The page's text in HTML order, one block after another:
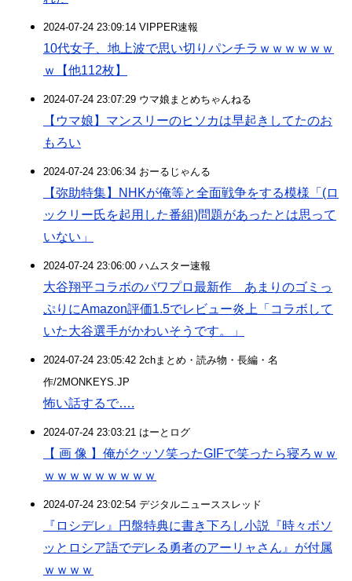
2024-07-24 23:09:14 VIPPER速報
10代女子、地上波で思い切りパンチラｗｗｗｗｗｗ
ｗ【他112枚】
2024-07-24 23:07:29 ウマ娘まとめちゃんねる
【ウマ娘】マンスリーのヒソカは早起きしてたのお
もろい
2024-07-24 23:06:34 おーるじゃんる
【弥助特集】NHKが俺等と全面戦争をする模様「(ロ
ックリー氏を起用した番組)問題があったとは思って
いない」
2024-07-24 23:06:00 ハムスター速報
大谷翔平コラボのパワプロ最新作 あまりのゴミっ
ぷりにAmazon評価1.5でレビュー炎上「コラボして
いた大谷選手がかわいそうです。」
2024-07-24 23:05:42 2chまとめ・読み物・長編・名
作/2MONKEYS.JP
怖い話するで….
2024-07-24 23:03:21 はーとログ
【 画 像 】俺がクッソ笑ったGIFで笑ったら寝ろｗｗ
ｗｗｗｗｗｗｗｗｗ
2024-07-24 23:02:54 デジタルニューススレッド
『ロシデレ』円盤特典に書き下ろし小説『時々ボソ
ッとロシア語でデレる勇者のアーリャさん』が付属
ｗｗｗｗ